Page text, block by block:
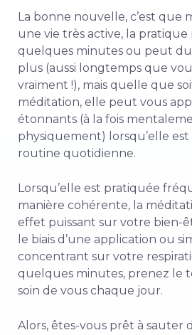
La bonne nouvelle, c’est que
une vie très active, la
quelques minutes ou peut
plus (aussi longtemps que
vraiment !), mais quelle que
méditation, elle peut vous
étonnants (à la fois
physiquement) lorsqu’elle
routine quotidienne.
Lorsqu’elle est pratiquée
manière cohérente, la
effet puissant sur votre bien-
le biais d’une application ou
concentrant sur votre
quelques minutes, prenez le
soin de vous chaque jour.
Alors, êtes-vous prêt à sauter